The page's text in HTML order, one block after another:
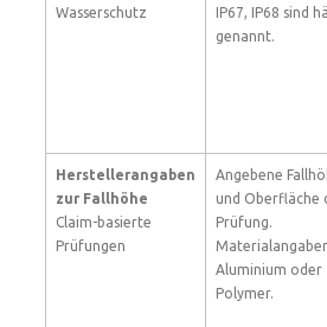
Wasserschutz
IP67, IP68 sind
genannt.
Herstellerangaben
zur Fallhöhe
Claim-basierte
Prüfungen
Angebene
und Oberfläche
Prüfung.
Aluminium oder
Polymer.